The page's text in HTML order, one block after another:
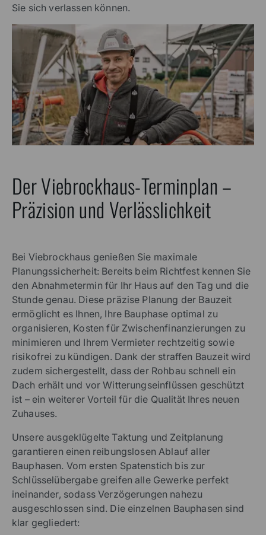
Sie sich verlassen können.
Der Viebrockhaus-Terminplan –
Präzision und Verlässlichkeit
Bei Viebrockhaus genießen Sie maximale
Planungssicherheit: Bereits beim Richtfest kennen Sie
den Abnahmetermin für Ihr Haus auf den Tag und die
Stunde genau. Diese präzise Planung der Bauzeit
ermöglicht es Ihnen, Ihre Bauphase optimal zu
organisieren, Kosten für Zwischenfinanzierungen zu
minimieren und Ihrem Vermieter rechtzeitig sowie
risikofrei zu kündigen. Dank der straffen Bauzeit wird
zudem sichergestellt, dass der Rohbau schnell ein
Dach erhält und vor Witterungseinflüssen geschützt
ist – ein weiterer Vorteil für die Qualität Ihres neuen
Zuhauses.
Unsere ausgeklügelte Taktung und Zeitplanung
garantieren einen reibungslosen Ablauf aller
Bauphasen. Vom ersten Spatenstich bis zur
Schlüsselübergabe greifen alle Gewerke perfekt
ineinander, sodass Verzögerungen nahezu
ausgeschlossen sind. Die einzelnen Bauphasen sind
klar gegliedert: